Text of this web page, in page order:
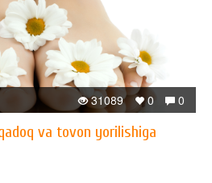
0
0
31089
va tovon yorilishiga